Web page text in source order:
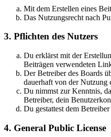
Mit dem Erstellen eines
Das Nutzungsrecht nach
3. Pflichten des Nutzers
Du erklärst mit der
Beiträgen verwendeten
Der Betreiber des Boards
dauerhaft von der Nutzung
Du nimmst zur Kenntnis,
Betreiber, dein
Du gestattest dem
4. General Public License